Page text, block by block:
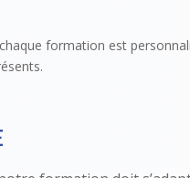
formation est